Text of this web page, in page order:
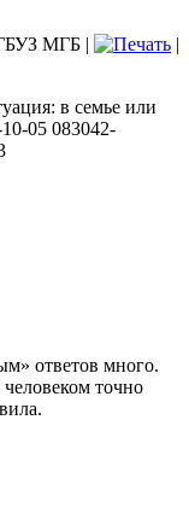
МГБ |
|
в семье или
ответов много.
точно